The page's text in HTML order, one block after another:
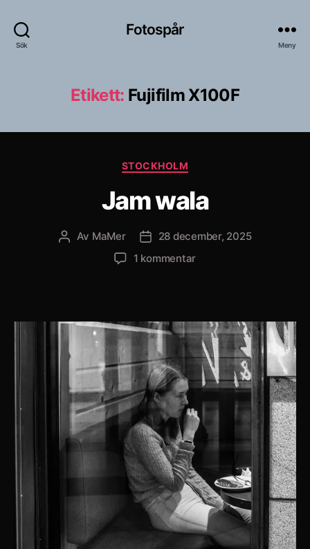
Sök
Fotospår
Meny
Etikett: Fujifilm X100F
Kategorier
STOCKHOLM
Jam wala
Inläggsförfattare
Av MaMer Inläggsdatum
28 december, 2025
1 kommentartill